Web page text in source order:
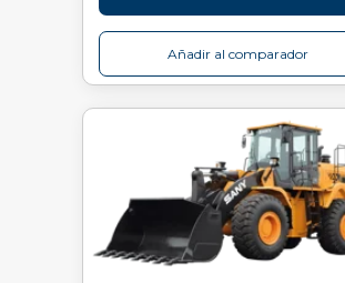
Añadir al comparador